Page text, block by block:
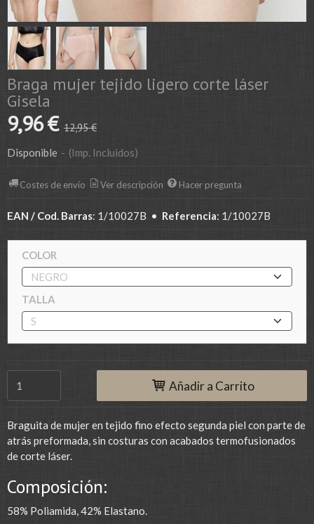
Braga mujer tejido ligero corte láser
Gisela
9,96 € 12,95 €
Disponible - (Imp. Incluidos)
Costes de envío Ver descripción Hacer pregunta
EAN / Cod. Barras: 1/10027B • Referencia: 1/10027B
COLOR
TALLA
Añadir a Carrito
Braguita de mujer en tejido fino efecto segunda piel con parte de
atrás preformada, sin costuras con acabados termofusionados
de corte láser.
Composición:
58% Poliamida, 42% Elastano.